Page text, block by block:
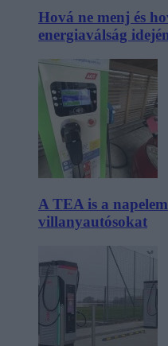
Hová ne menj és
energiaválság
A TEA is a
villanyautósokat